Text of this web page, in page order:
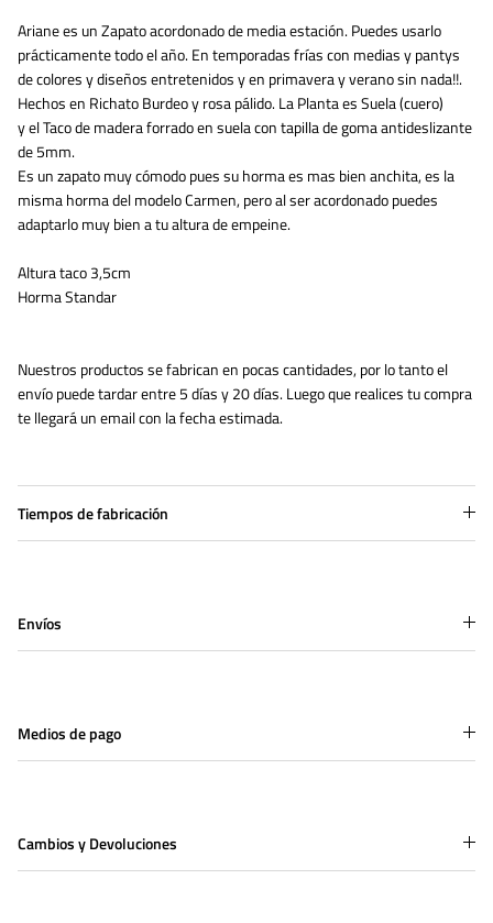
Ariane es un Zapato acordonado de media estación. Puedes usarlo
prácticamente todo el año. En temporadas frías con medias y pantys
de colores y diseños entretenidos y en primavera y verano sin nada!!.
Hechos en Richato Burdeo y rosa pálido. La Planta es Suela (cuero)
y el Taco de madera forrado en suela con tapilla de goma antideslizante
de 5mm.
Es un zapato muy cómodo pues su horma es mas bien anchita, es la
misma horma del modelo Carmen, pero al ser acordonado puedes
adaptarlo muy bien a tu altura de empeine.
Altura taco 3,5cm
Horma Standar
Nuestros productos se fabrican en pocas cantidades, por lo tanto el
envío puede tardar entre 5 días y 20 días. Luego que realices tu compra
te llegará un email con la fecha estimada.
Tiempos de fabricación
Envíos
Medios de pago
Cambios y Devoluciones